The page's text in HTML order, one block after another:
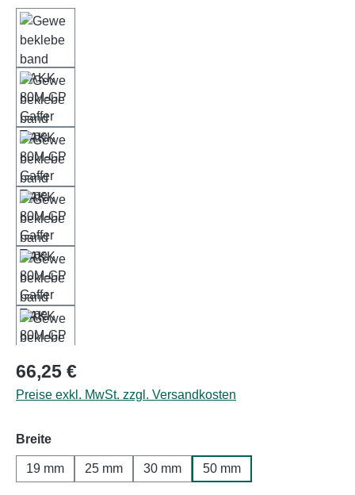
Regulärer Preis:
66,25 €
Preise exkl. MwSt. zzgl. Versandkosten
Breiteauswählen
19 mm 25 mm 30 mm 50 mm